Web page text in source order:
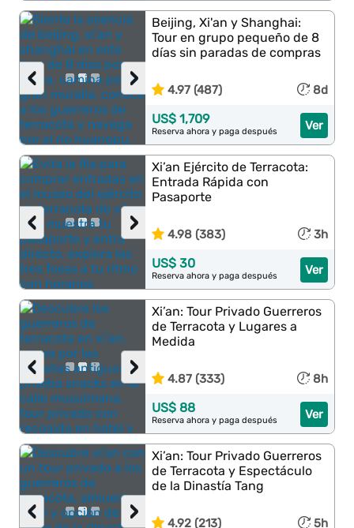
›
‹
Beijing, Xi'an y Shanghai:
Tour en grupo pequeño de 8
días sin paradas de compras
4.97 (487) 8d
Ver
US$ 1,709
Reserva ahora y paga después
›
‹
Xi’an Ejército de Terracota:
Entrada Rápida con
Pasaporte
4.98 (383) 3h
Ver
US$ 30
Reserva ahora y paga después
›
‹
Xi’an: Tour Privado Guerreros
de Terracota y Lugares a
Medida
4.87 (333) 8h
Ver
US$ 88
Reserva ahora y paga después
›
‹
Xi’an: Tour Privado Guerreros
de Terracota y Espectáculo
de la Dinastía Tang
4.92 (213) 5h